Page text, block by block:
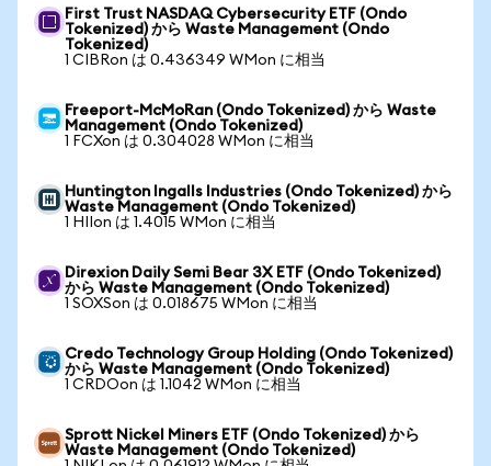
First Trust NASDAQ Cybersecurity ETF (Ondo
Tokenized) から Waste Management (Ondo
Tokenized)
1 CIBRon は 0.436349 WMon に相当
Freeport-McMoRan (Ondo Tokenized) から Waste
Management (Ondo Tokenized)
1 FCXon は 0.304028 WMon に相当
Huntington Ingalls Industries (Ondo Tokenized) から
Waste Management (Ondo Tokenized)
1 HIIon は 1.4015 WMon に相当
Direxion Daily Semi Bear 3X ETF (Ondo Tokenized)
から Waste Management (Ondo Tokenized)
1 SOXSon は 0.018675 WMon に相当
Credo Technology Group Holding (Ondo Tokenized)
から Waste Management (Ondo Tokenized)
1 CRDOon は 1.1042 WMon に相当
Sprott Nickel Miners ETF (Ondo Tokenized) から
Waste Management (Ondo Tokenized)